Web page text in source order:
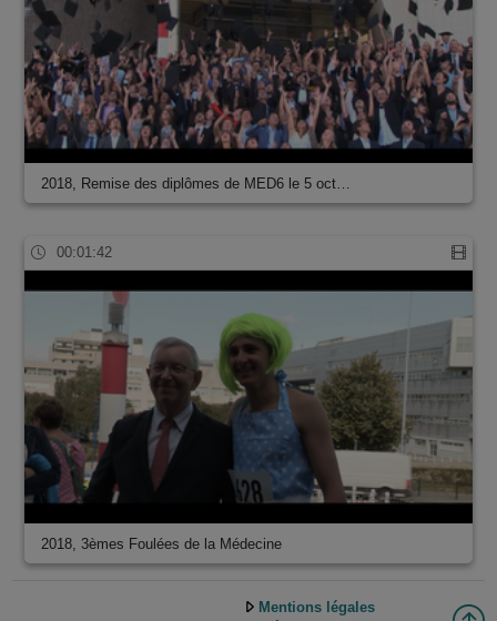
2018, Remise des diplômes de MED6 le 5 oct…
00:01:42
2018, 3èmes Foulées de la Médecine
Mentions légales